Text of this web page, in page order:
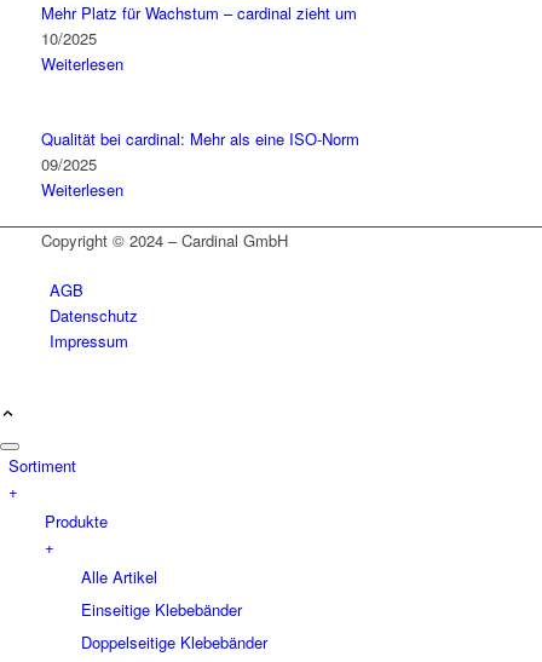
Mehr Platz für Wachstum – cardinal zieht um
10/2025
Weiterlesen
Qualität bei cardinal: Mehr als eine ISO-Norm
09/2025
Weiterlesen
Copyright © 2024 – Cardinal GmbH
AGB
Datenschutz
Impressum
Sortiment
+
Produkte
+
Alle Artikel
Einseitige Klebebänder
Doppelseitige Klebebänder